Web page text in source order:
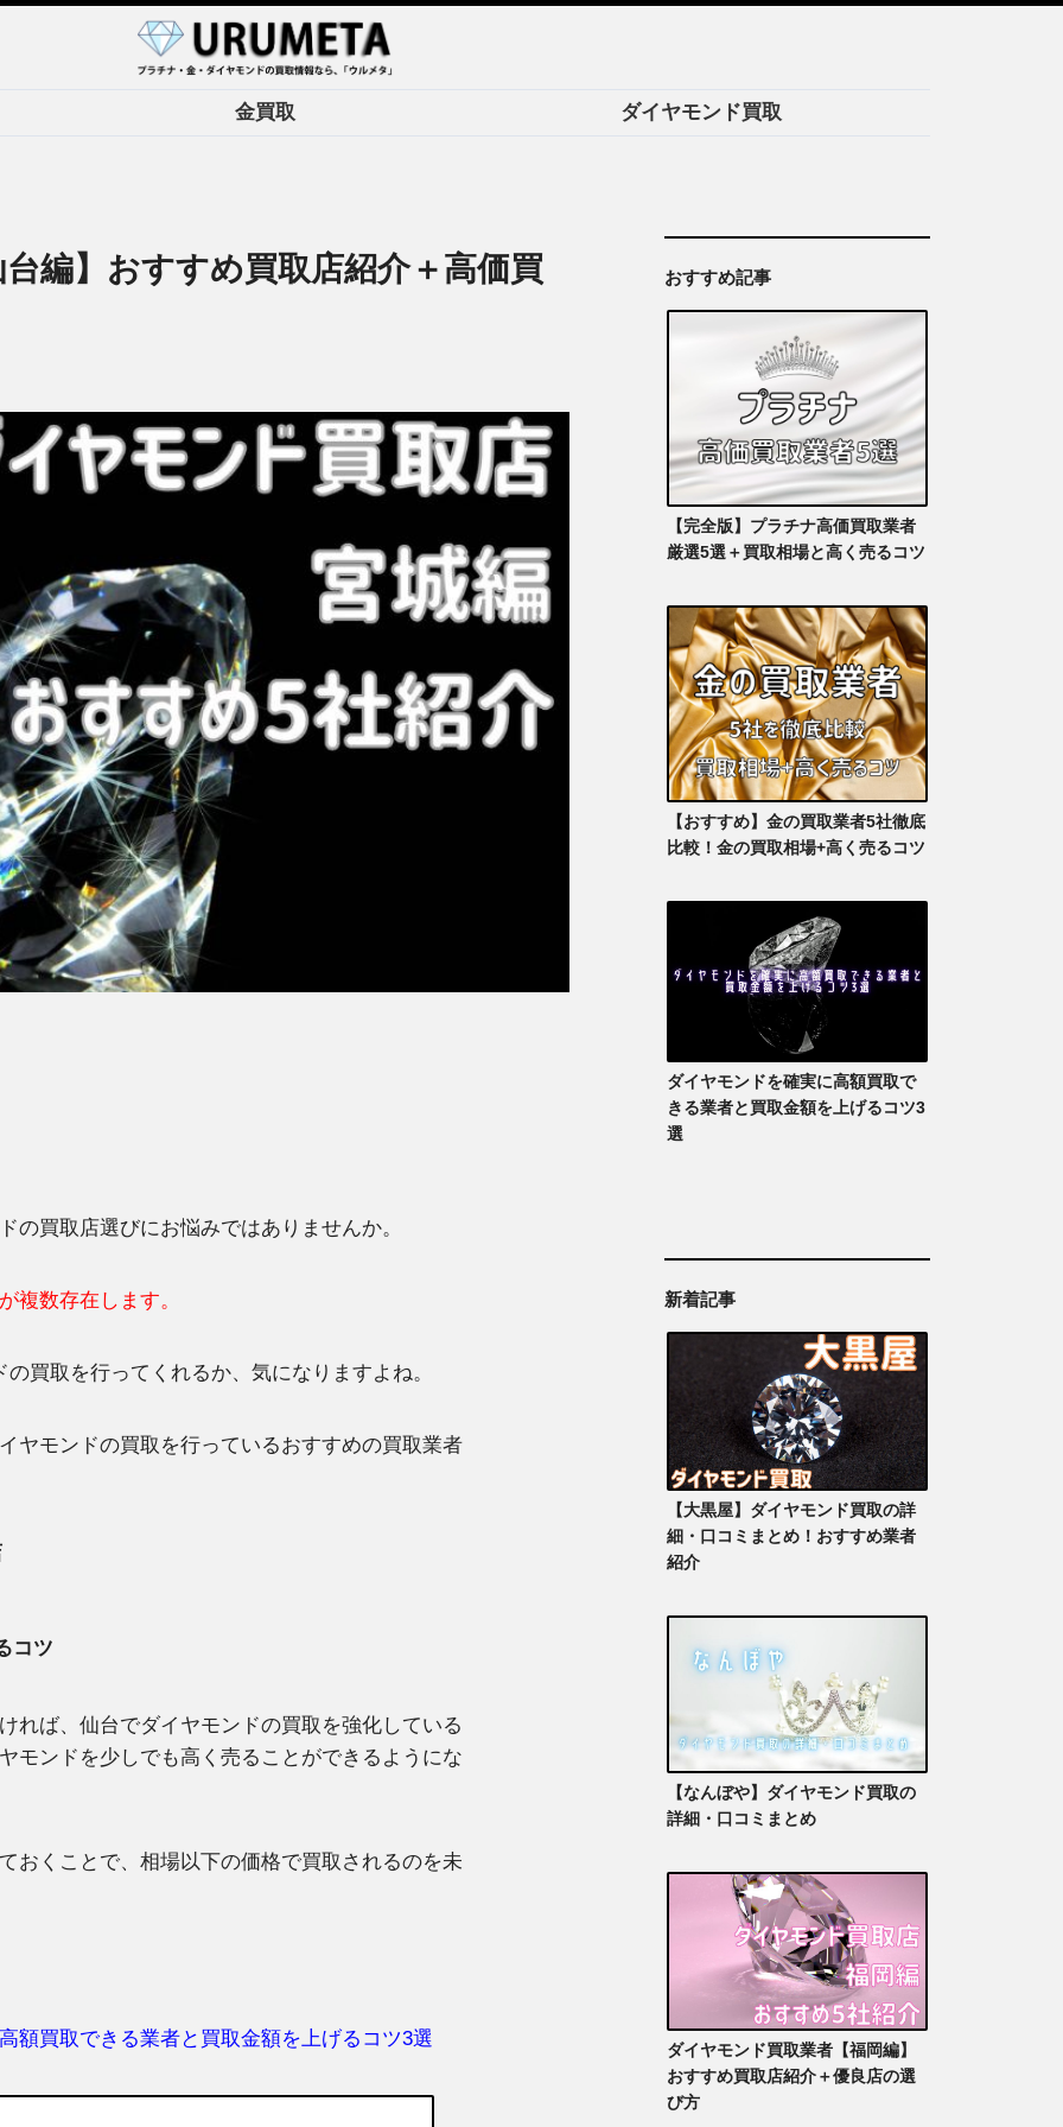
金買取 ダイヤモンド買取
編】おすすめ買取店紹介＋高価買
の買取店選びにお悩みではありませんか。
複数存在します。
買取を行ってくれるか、気になりますよね。
ヤモンドの買取を行っているおすすめの買取業者
コツ
れば、仙台でダイヤモンドの買取を強化している
モンドを少しでも高く売ることができるようにな
おくことで、相場以下の価格で買取されるのを未
額買取できる業者と買取金額を上げるコツ3選
おすすめ記事
【完全版】プラチナ高価買取業者
厳選5選＋買取相場と高く売るコツ
【おすすめ】金の買取業者5社徹底
比較！金の買取相場+高く売るコツ
ダイヤモンドを確実に高額買取で
きる業者と買取金額を上げるコツ3
選
新着記事
【大黒屋】ダイヤモンド買取の詳
細・口コミまとめ！おすすめ業者
紹介
【なんぼや】ダイヤモンド買取の
詳細・口コミまとめ
ダイヤモンド買取業者【福岡編】
おすすめ買取店紹介＋優良店の選
び方